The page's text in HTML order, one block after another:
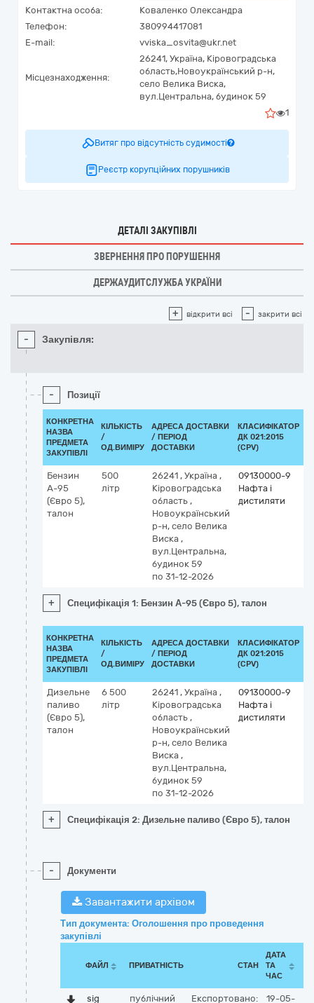
Контактна особа:
Коваленко Олександра
Телефон:
380994417081
E-mail:
vviska_osvita@ukr.net
Місцезнаходження:
26241, Україна, Кіровоградська
область,Новоукраїнський р-н,
село Велика Виска,
вул.Центральна, будинок 59
1
Витяг про відсутність судимості
Реєстр корупційних порушників
ДЕТАЛІ ЗАКУПІВЛІ
ЗВЕРНЕННЯ ПРО ПОРУШЕННЯ
ДЕРЖАУДИТСЛУЖБА УКРАЇНИ
+ відкрити всі - закрити всі
- Закупівля:
- Позиції
КОНКРЕТНА
НАЗВА
ПРЕДМЕТА
ЗАКУПІВЛІ
КІЛЬКІСТЬ
/
ОД.ВИМІРУ
АДРЕСА ДОСТАВКИ
/ ПЕРІОД
ДОСТАВКИ
КЛАСИФІКАТОР
ДК 021:2015
(CPV)
Бензин
А-95
(Євро 5),
талон
500
літр
26241 , Україна ,
Кіровоградська
область ,
Новоукраїнський
р-н, село Велика
Виска ,
вул.Центральна,
будинок 59
по 31-12-2026
09130000-9
Нафта і
дистиляти
+ Специфікація 1: Бензин А-95 (Євро 5), талон
КОНКРЕТНА
НАЗВА
ПРЕДМЕТА
ЗАКУПІВЛІ
КІЛЬКІСТЬ
/
ОД.ВИМІРУ
АДРЕСА ДОСТАВКИ
/ ПЕРІОД
ДОСТАВКИ
КЛАСИФІКАТОР
ДК 021:2015
(CPV)
Дизельне
паливо
(Євро 5),
талон
6 500
літр
26241 , Україна ,
Кіровоградська
область ,
Новоукраїнський
р-н, село Велика
Виска ,
вул.Центральна,
будинок 59
по 31-12-2026
09130000-9
Нафта і
дистиляти
+ Специфікація 2: Дизельне паливо (Євро 5), талон
- Документи
Завантажити архівом
Тип документа: Оголошення про проведення
закупівлі
ФАЙЛ ПРИВАТНІСТЬ СТАН
ДАТА
ТА
ЧАС
sig публічний Експортовано: 19-05-